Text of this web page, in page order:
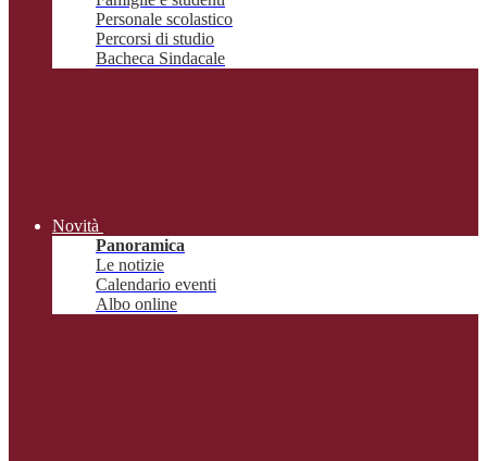
Personale scolastico
Percorsi di studio
Bacheca Sindacale
Novità
Panoramica
Le notizie
Calendario eventi
Albo online